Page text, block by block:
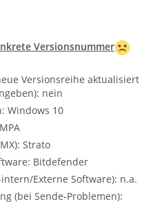
Versionsnummer
Versionsreihe aktualisiert
nein
Windows 10
Strato
Bitdefender
Externe Software): n.a.
(bei Sende-Problemen):